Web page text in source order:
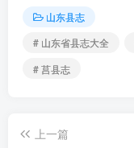
山东县志
# 山东省县志大全
# 莒县志
上一篇